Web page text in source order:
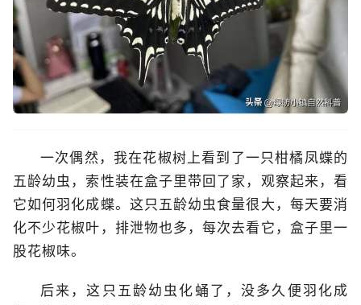
一次偶然，我在花椒树上看到了一只柑橘凤蝶的
五龄幼虫，索性装在盒子里带回了家，观察起来，看
它如何羽化成蝶。这只五龄幼虫食量很大，每天要消
化不少花椒叶，排泄物也多，每次去看它，盒子里一
股花椒味。
后来，这只五龄幼虫化蛹了，没多久便羽化成